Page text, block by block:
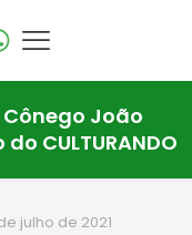
Cônego João
CULTURANDO
julho de 2021